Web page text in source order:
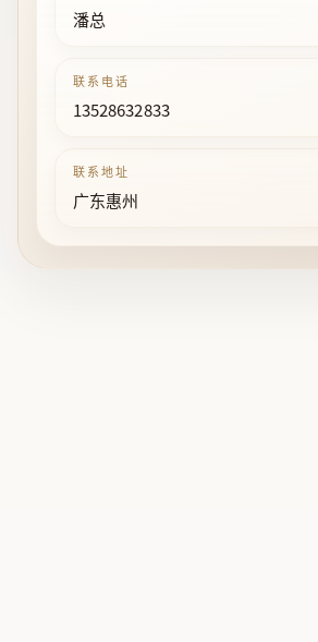
潘总
联系电话
13528632833
联系地址
广东惠州